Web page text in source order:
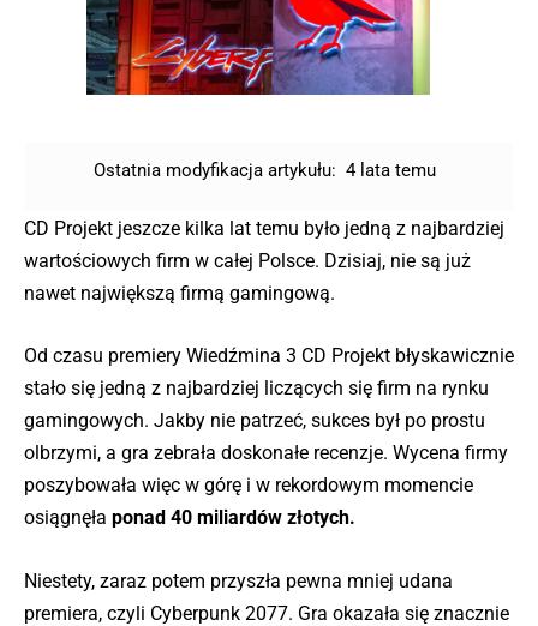
Ostatnia modyfikacja artykułu: 4 lata temu
CD Projekt jeszcze kilka lat temu było jedną z najbardziej
wartościowych firm w całej Polsce. Dzisiaj, nie są już
nawet największą firmą gamingową.
Od czasu premiery Wiedźmina 3 CD Projekt błyskawicznie
stało się jedną z najbardziej liczących się firm na rynku
gamingowych. Jakby nie patrzeć, sukces był po prostu
olbrzymi, a gra zebrała doskonałe recenzje. Wycena firmy
poszybowała więc w górę i w rekordowym momencie
osiągnęła ponad 40 miliardów złotych.
Niestety, zaraz potem przyszła pewna mniej udana
premiera, czyli Cyberpunk 2077. Gra okazała się znacznie